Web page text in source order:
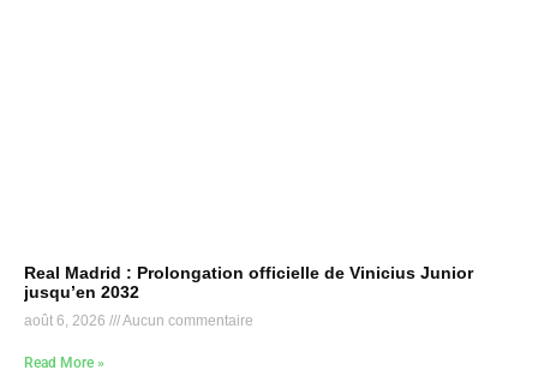
Real Madrid : Prolongation officielle de Vinicius Junior
jusqu’en 2032
août 6, 2026 Aucun commentaire
Read More »